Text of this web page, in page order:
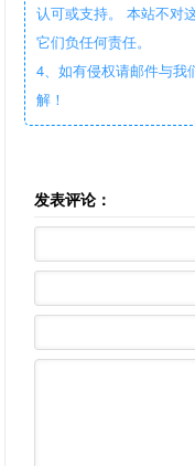
认可或支持。 本站不对
它们负任何责任。
4、如有侵权请邮件与我
解！
发表评论：